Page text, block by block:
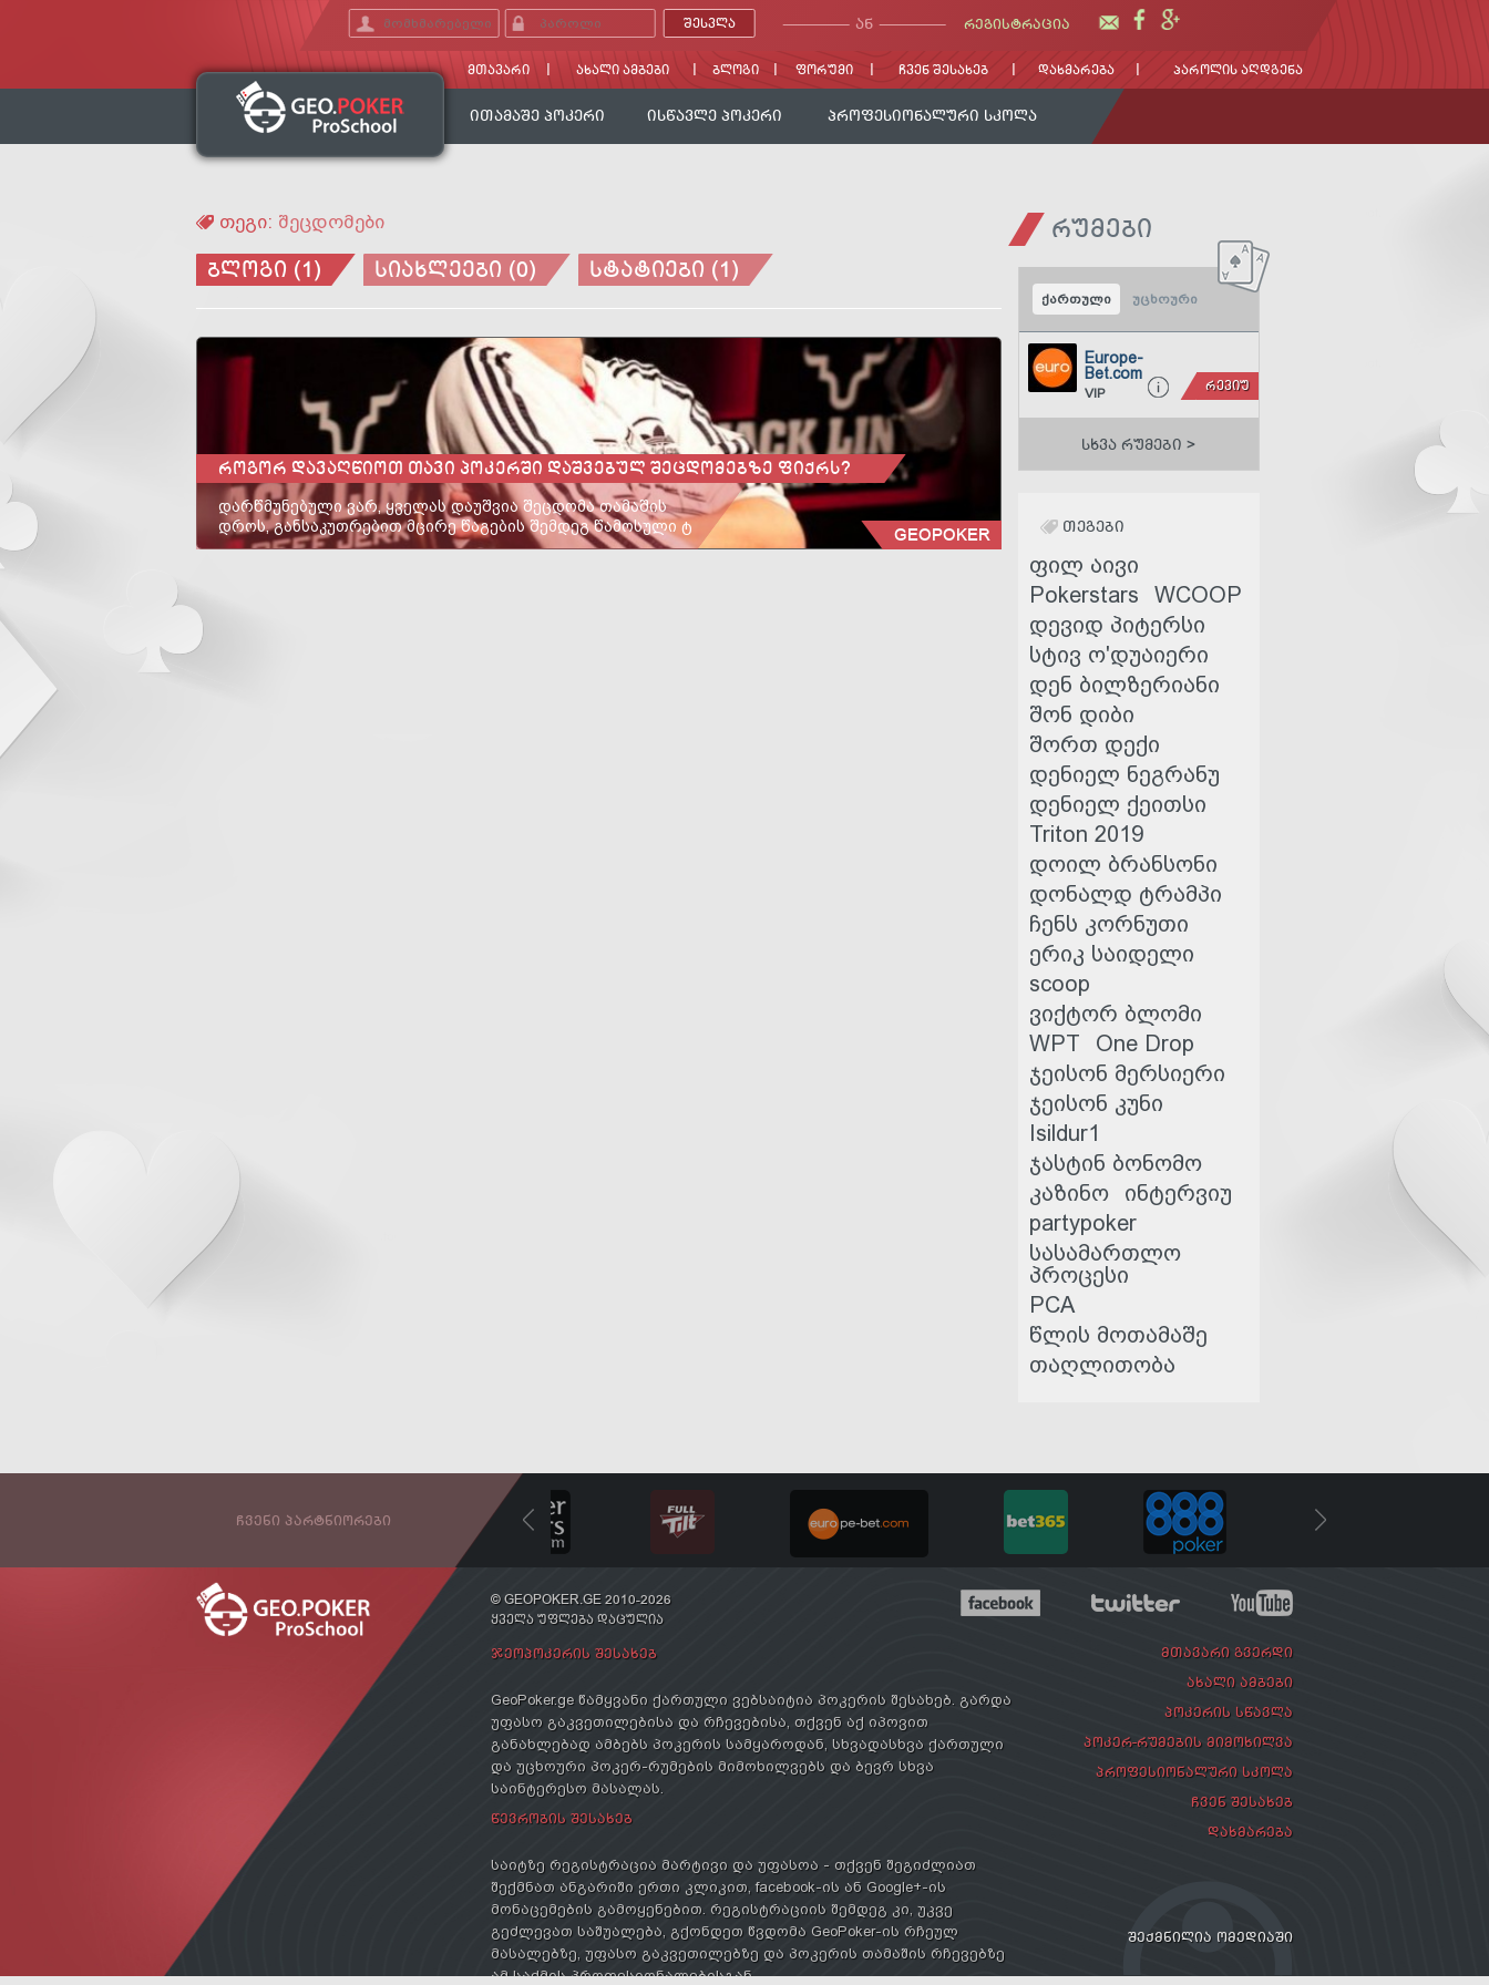
ᲐᲜ ᲠᲔᲒᲘᲡᲢᲠᲐᲪᲘᲐ
ᲛᲗᲐᲕᲐᲠᲘ ᲐᲮᲐᲚᲘ ᲐᲛᲑᲔᲑᲘ ᲑᲚᲝᲒᲘ ᲤᲝᲠᲣᲛᲘ ᲩᲕᲔᲜ ᲨᲔᲡᲐᲮᲔᲑ ᲓᲐᲮᲛᲐᲠᲔᲑᲐ ᲞᲐᲠᲝᲚᲘᲡ ᲐᲦᲓᲒᲔᲜᲐ
ᲘᲗᲐᲛᲐᲨᲔ ᲞᲝᲙᲔᲠᲘ ᲘᲡᲬᲐᲕᲚᲔ ᲞᲝᲙᲔᲠᲘ ᲞᲠᲝᲤᲔᲡᲘᲝᲜᲐᲚᲣᲠᲘ ᲡᲙᲝᲚᲐ
თეგი: შეცდომები
ᲑᲚᲝᲒᲘ (1) ᲡᲘᲐᲮᲚᲔᲔᲑᲘ (0) ᲡᲢᲐᲢᲘᲔᲑᲘ (1)
ᲠᲝᲒᲝᲠ ᲓᲐᲕᲐᲦᲬᲘᲝᲗ ᲗᲐᲕᲘ ᲞᲝᲙᲔᲠᲨᲘ ᲓᲐᲨᲕᲔᲑᲣᲚ ᲨᲔᲪᲓᲝᲛᲔᲑᲖᲔ ᲤᲘᲥᲠᲡ?
დარწმუნებული ვარ, ყველას დაუშვია შეცდომა თამაშის
დროს, განსაკუთრებით მცირე წაგების შემდეგ წამოსული ტ
GEOPOKER
30 ᲠᲩᲔᲕᲐ ᲙᲐᲠᲘᲔᲠᲘᲡ ᲓᲐᲬᲧᲔᲑᲐᲛᲓᲔ
ᲐᲕᲢᲝᲠᲘ:
შესავალიამ სტატიაშირა გარე ფაქტორები უნდა გავითვალისწინოთმიიღეთ პოკერისგან
სიამოვნება და არ შეგეშინდეთ შეცდომების დაშვებისრა სახის რჩევა შეიძლება მისცე
მოთამაშეს, პოკერში კარიერის დაწყებისას? ან
ᲠᲣᲛᲔᲑᲘ
ქართული უცხოური
Europe-
Bet.com
VIP ᲠᲔᲕᲘᲣ
ᲡᲮᲕᲐ ᲠᲣᲛᲔᲑᲘ >
ᲗᲔᲒᲔᲑᲘ
ფილ აივი
Pokerstars
WCOOP
დევიდ პიტერსი
სტივ ო'დუაიერი
დენ ბილზერიანი
შონ დიბი
შორთ დექი
დენიელ ნეგრანუ
დენიელ ქეითსი
Triton 2019
დოილ ბრანსონი
დონალდ ტრამპი
ჩენს კორნუთი
ერიკ საიდელი
scoop
ვიქტორ ბლომი
WPT
One Drop
ჯეისონ მერსიერი
ჯეისონ კუნი
Isildur1
ჯასტინ ბონომო
კაზინო
ინტერვიუ
partypoker
სასამართლო
პროცესი
PCA
წლის მოთამაშე
თაღლითობა
ᲩᲕᲔᲜᲘ ᲞᲐᲠᲢᲜᲘᲝᲠᲔᲑᲘ
© GEOPOKER.GE 2010-2026
ᲧᲕᲔᲚᲐ ᲣᲤᲚᲔᲑᲐ ᲓᲐᲪᲣᲚᲘᲐ
ᲯᲔᲝᲞᲝᲙᲔᲠᲘᲡ ᲨᲔᲡᲐᲮᲔᲑ
GeoPoker.ge წამყვანი ქართული ვებსაიტია პოკერის შესახებ. გარდა
უფასო გაკვეთილებისა და რჩევებისა, თქვენ აქ იპოვით
განახლებად ამბებს პოკერის სამყაროდან, სხვადასხვა ქართული
და უცხოური პოკერ-რუმების მიმოხილვებს და ბევრ სხვა
საინტერესო მასალას.
ᲬᲔᲕᲠᲝᲑᲘᲡ ᲨᲔᲡᲐᲮᲔᲑ
საიტზე რეგისტრაცია მარტივი და უფასოა - თქვენ შეგიძლიათ
შექმნათ ანგარიში ერთი კლიკით, facebook-ის ან Google+-ის
მონაცემების გამოყენებით. რეგისტრაციის შემდეგ კი, უკვე
გეძლევათ საშუალება, გქონდეთ წვდომა GeoPoker-ის რჩეულ
მასალებზე, უფასო გაკვეთილებზე და პოკერის თამაშის რჩევებზე
ამ საქმის პროფესიონალებისგან.
ᲛᲗᲐᲕᲐᲠᲘ ᲒᲕᲔᲠᲓᲘ
ᲐᲮᲐᲚᲘ ᲐᲛᲑᲔᲑᲘ
ᲞᲝᲙᲔᲠᲘᲡ ᲡᲬᲐᲕᲚᲐ
ᲞᲝᲙᲔᲠ-ᲠᲣᲛᲔᲑᲘᲡ ᲛᲘᲛᲝᲮᲘᲚᲕᲐ
ᲞᲠᲝᲤᲔᲡᲘᲝᲜᲐᲚᲣᲠᲘ ᲡᲙᲝᲚᲐ
ᲩᲕᲔᲜ ᲨᲔᲡᲐᲮᲔᲑ
ᲓᲐᲮᲛᲐᲠᲔᲑᲐ
ᲨᲔᲥᲛᲜᲘᲚᲘᲐ ᲝᲛᲔᲓᲘᲐᲨᲘ